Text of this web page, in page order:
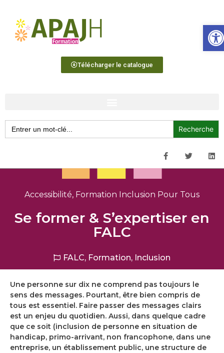
Télécharger le catalogue
Search
for:
Accessibilité, Formation Inclusion Pour Tous
Se former & S’expertiser en
FALC
FALC, Formation, Inclusion
Une personne sur dix ne comprend pas toujours le
sens des messages. Pourtant, être bien compris de
tous est essentiel. Faire passer des messages clairs
est un enjeu du quotidien. Aussi, dans quelque cadre
que ce soit (inclusion de personne en situation de
handicap, primo-arrivant, non francophone, dans une
entreprise, un établissement public, une structure de